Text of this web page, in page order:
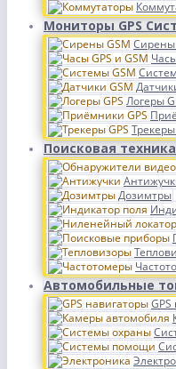
Мониторы GPS
Сирены
Логеры
Трекеры
Поисковая техника
Дозимтры
Автомобильные